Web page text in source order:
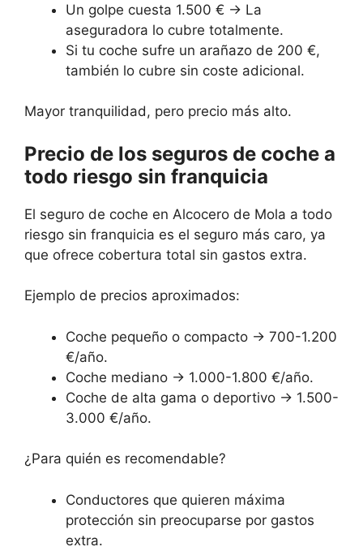
Un golpe cuesta 1.500 € → La
aseguradora lo cubre totalmente.
Si tu coche sufre un arañazo de 200 €,
también lo cubre sin coste adicional.
Mayor tranquilidad, pero precio más alto.
Precio de los seguros de coche a
todo riesgo sin franquicia
El seguro de coche en Alcocero de Mola a todo
riesgo sin franquicia es el seguro más caro, ya
que ofrece cobertura total sin gastos extra.
Ejemplo de precios aproximados:
Coche pequeño o compacto → 700-1.200
€/año.
Coche mediano → 1.000-1.800 €/año.
Coche de alta gama o deportivo → 1.500-
3.000 €/año.
¿Para quién es recomendable?
Conductores que quieren máxima
protección sin preocuparse por gastos
extra.